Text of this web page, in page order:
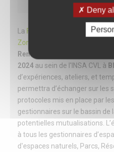
La Fédération des
Zone Atelier Loire - CNRS
Rencontre Chercheurs/
2024 au sein de l'INSA CVL à
d’expériences, ateliers, et
permettra d’échanger sur les
protocoles mis en place par
gestionnaires sur le bassin de
potentielles mutualisations.
à tous les gestionnaires
d'espaces naturels, Parcs,
Deny